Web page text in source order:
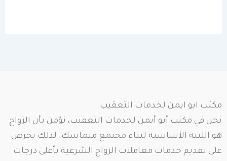
مكتب ابو ايمن لخدمات التعقيب
نحن في مكتب أبو أيمن لخدمات التعقيب، نؤمن بأن الزواج
هو اللبنة الأساسية لبناء مجتمع متماسك. لذلك نحرص
على تقديم خدمات معاملات الزواج الشرعية بأعلى درجات